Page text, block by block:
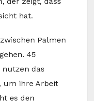
hat.
Palmen
45
nutzen das
um ihre Arbeit
es den